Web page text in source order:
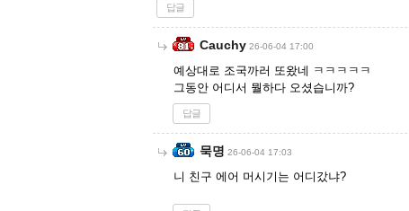
답글
Cauchy 26-06-04 17:00
예상대로 조국까러 또왔네 ㅋㅋㅋㅋㅋ
그동안 어디서 뭘하다 오셨습니까?
답글
묵명 26-06-04 17:03
니 친구 에어 머시기는 어디갔냐?